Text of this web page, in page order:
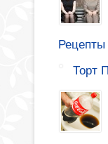
Торт